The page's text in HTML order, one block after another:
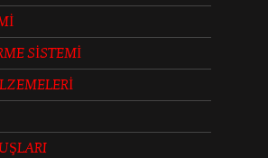
SİSTEMİ